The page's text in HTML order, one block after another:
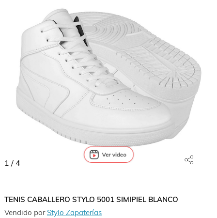
1 / 4
TENIS CABALLERO STYLO 5001 SIMIPIEL BLANCO
Vendido por Stylo Zapaterías